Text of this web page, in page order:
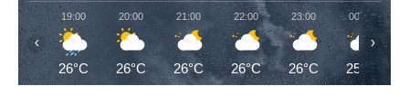
19:00
26°C
20:00
26°C
21:00
26°C
22:00
26°C
23:00
26°C
00:00
25°C
‹ ›